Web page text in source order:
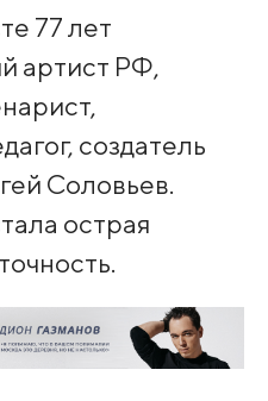
77 лет
артист РФ,
создатель
Соловьев.
острая